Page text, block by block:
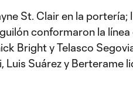
St. Clair en la portería;
conformaron la
Bright y Telasco
Suárez y Berterame